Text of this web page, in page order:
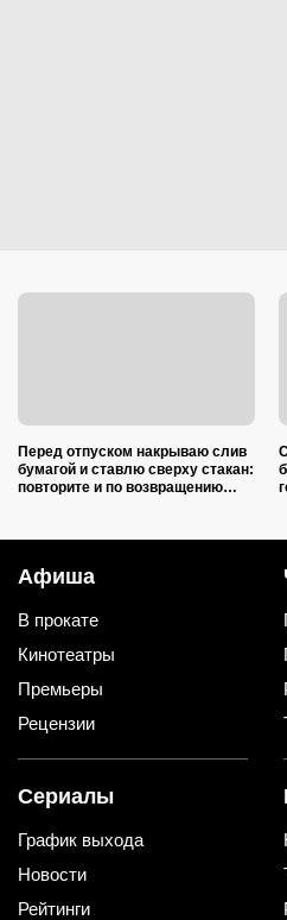
Перед отпуском накрываю слив
бумагой и ставлю сверху стакан:
повторите и по возвращению
Афиша
В прокате
Кинотеатры
Премьеры
Рецензии
Сериалы
График выхода
Новости
Рейтинги